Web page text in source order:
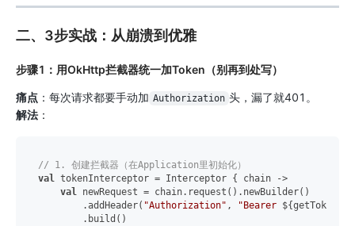
二、3步实战：从崩溃到优雅
步骤1：用OkHttp拦截器统一加Token（别再到处写）
痛点 ：每次请求都要手动加 Authorization 头，漏了就401。
解法 ：
// 1. 创建拦截器（在Application里初始化）
val tokenInterceptor = Interceptor { chain ->
val newRequest = chain.request().newBuilder()
        .addHeader(
"Authorization" , "Bearer ${getToken()}
        .build()